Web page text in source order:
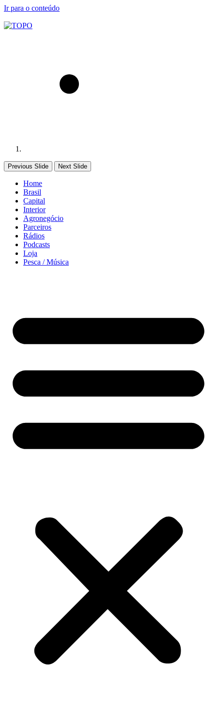
Ir para o conteúdo
Previous Slide Next Slide
Home
Brasil
Capital
Interior
Agronegócio
Parceiros
Rádios
Podcasts
Loja
Pesca / Música